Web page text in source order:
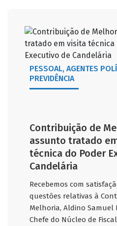
PESSOAL, AGENTES
PREVIDÊNCIA
Contribuição de
assunto tratado
técnica do Poder
Candelária
Recebemos com
questões relativas à
Melhoria, Aldino Samuel
Chefe do Núcleo de